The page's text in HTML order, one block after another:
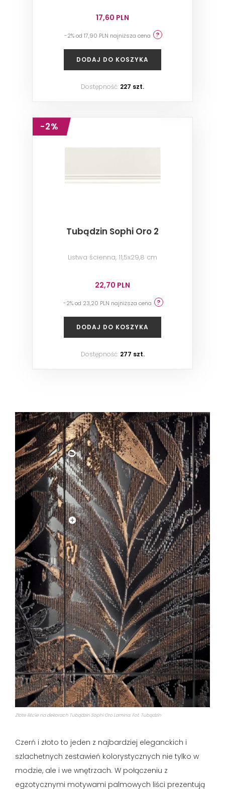
17,60 PLN
-2% od 17,90 PLN najniższa cena
DODAJ DO KOSZYKA
Dostępność: 227 szt.
-2%
Tubądzin Sophi Oro 2
Listwa ścienna, 11,5x29,8 cm
22,70 PLN
-2% od 23,20 PLN najniższa cena
DODAJ DO KOSZYKA
Dostępność: 277 szt.
Złote liście na dekorach Tubądzin Sophi Oro Lamina. Fot. Tubądzin
Czerń i złoto to jeden z najbardziej eleganckich i
szlachetnych zestawień kolorystycznych nie tylko w
modzie, ale i we wnętrzach. W połączeniu z
egzotycznymi motywami palmowych liści prezentują